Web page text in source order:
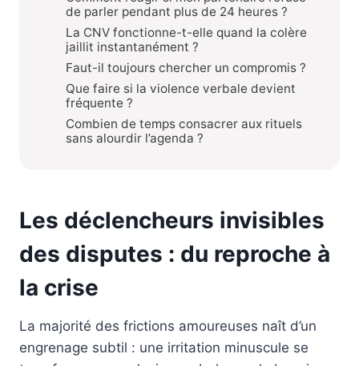
de parler pendant plus de 24 heures ?
La CNV fonctionne-t-elle quand la colère
jaillit instantanément ?
Faut-il toujours chercher un compromis ?
Que faire si la violence verbale devient
fréquente ?
Combien de temps consacrer aux rituels
sans alourdir l’agenda ?
Les déclencheurs invisibles
des disputes : du reproche à
la crise
La majorité des frictions amoureuses naît d’un
engrenage subtil : une irritation minuscule se